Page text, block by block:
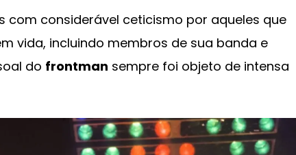
com considerável ceticismo por aqueles que
vida, incluindo membros de sua banda e
do frontman sempre foi objeto de intensa